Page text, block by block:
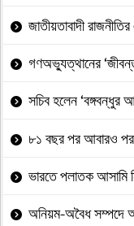
জাতীয়তাবাদী
গণঅভ্যুত্থানের
সচিব হলেন ‘বঙ্গবন্ধুর
৮১ বছর পর আবারও
ভারতে পলাতক আসামি
অনিয়ম-অবৈধ সম্পদে